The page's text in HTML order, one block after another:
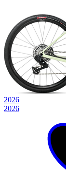
2026
2026